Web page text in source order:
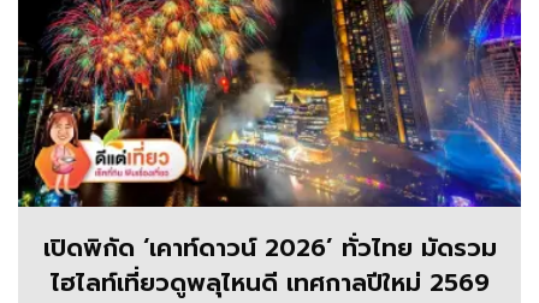
เปิดพิกัด ‘เคาท์ดาวน์ 2026’ ทั่วไทย มัดรวม
ไฮไลท์เที่ยวดูพลุไหนดี เทศกาลปีใหม่ 2569